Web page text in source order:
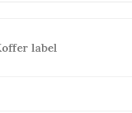
label